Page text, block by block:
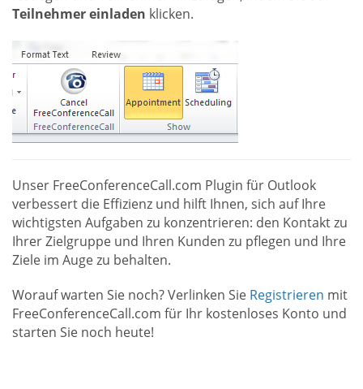
Teilnehmer einladen klicken.
Unser FreeConferenceCall.com Plugin für Outlook
verbessert die Effizienz und hilft Ihnen, sich auf Ihre
wichtigsten Aufgaben zu konzentrieren: den Kontakt zu
Ihrer Zielgruppe und Ihren Kunden zu pflegen und Ihre
Ziele im Auge zu behalten.
Worauf warten Sie noch? Verlinken Sie Registrieren mit
FreeConferenceCall.com für Ihr kostenloses Konto und
starten Sie noch heute!